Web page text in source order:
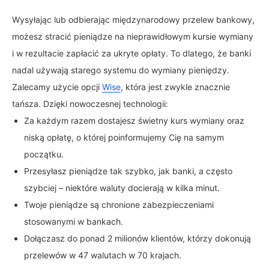
Wysyłając lub odbierając międzynarodowy przelew bankowy,
możesz stracić pieniądze na nieprawidłowym kursie wymiany
i w rezultacie zapłacić za ukryte opłaty. To dlatego, że banki
nadal używają starego systemu do wymiany pieniędzy.
Zalecamy użycie opcji Wise, która jest zwykle znacznie
tańsza. Dzięki nowoczesnej technologii:
Za każdym razem dostajesz świetny kurs wymiany oraz
niską opłatę, o której poinformujemy Cię na samym
początku.
Przesyłasz pieniądze tak szybko, jak banki, a często
szybciej – niektóre waluty docierają w kilka minut.
Twoje pieniądze są chronione zabezpieczeniami
stosowanymi w bankach.
Dołączasz do ponad 2 milionów klientów, którzy dokonują
przelewów w 47 walutach w 70 krajach.